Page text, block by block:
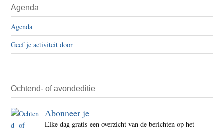
Agenda
Agenda
Geef je activiteit door
Ochtend- of avondeditie
Abonneer je
Elke dag gratis een overzicht van de berichten op het